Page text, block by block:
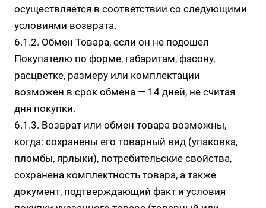
осуществляется в соответствии со следующими
условиями возврата.
6.1.2. Обмен Товара, если он не подошел
Покупателю по форме, габаритам, фасону,
расцветке, размеру или комплектации
возможен в срок обмена — 14 дней, не считая
дня покупки.
6.1.3. Возврат или обмен товара возможны,
когда: сохранены его товарный вид (упаковка,
пломбы, ярлыки), потребительские свойства,
сохранена комплектность товара, а также
документ, подтверждающий факт и условия